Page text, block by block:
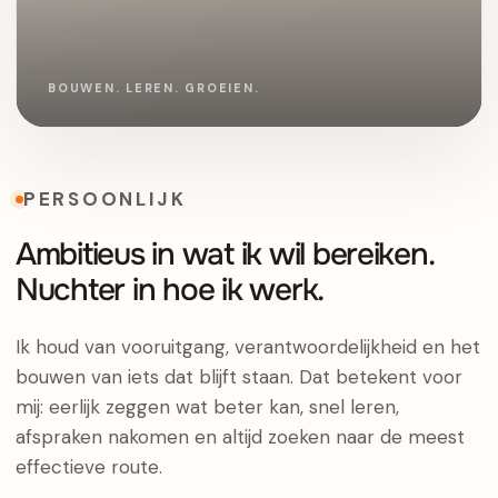
PERSOONLIJK
Ambitieus in wat ik wil bereiken.
Nuchter in hoe ik werk.
Ik houd van vooruitgang, verantwoordelijkheid en het
bouwen van iets dat blijft staan. Dat betekent voor
mij: eerlijk zeggen wat beter kan, snel leren,
afspraken nakomen en altijd zoeken naar de meest
effectieve route.